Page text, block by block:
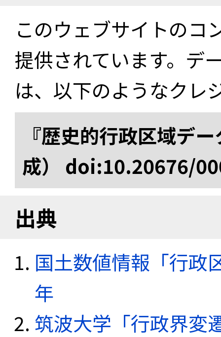
このウェブサイトのコ
提供されています。デ
は、以下のようなクレ
『歴史的行政区域デ
成） doi:10.20676/
出典
国土数値情報「行政
年
筑波大学「行政界変